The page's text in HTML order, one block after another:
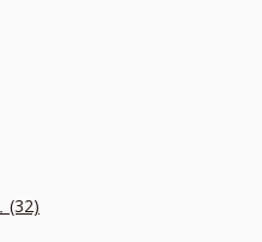
(32)